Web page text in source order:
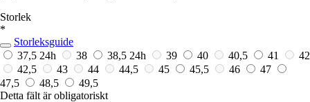
Storlek
*
Storleksguide
37,5 24h 38 38,5 24h 39 40 40,5 41
42
42,5
43 44 44,5 45 45,5 46
47
47,5
48,5
49,5
Detta fält är obligatoriskt